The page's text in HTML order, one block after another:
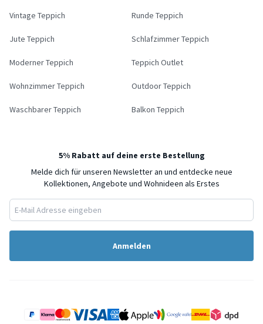
Vintage Teppich Runde Teppich
Jute Teppich Schlafzimmer Teppich
Moderner Teppich Teppich Outlet
Wohnzimmer Teppich Outdoor Teppich
Waschbarer Teppich Balkon Teppich
5% Rabatt auf deine erste Bestellung
Melde dich für unseren Newsletter an und entdecke neue
Kollektionen, Angebote und Wohnideen als Erstes
Anmelden